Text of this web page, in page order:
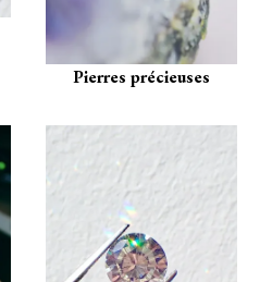
Pierres précieuses